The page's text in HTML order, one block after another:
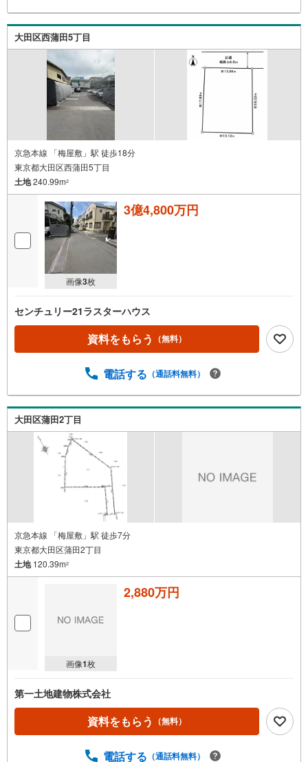
大田区西蒲田5丁目
京急本線 「梅屋敷」駅 徒歩18分
東京都大田区西蒲田5丁目
土地240.99m2
画像3枚
3億4,800万円
センチュリー21ラスターハウス
資料をもらう （無料）
電話する （通話料無料）
大田区蒲田2丁目
京急本線 「梅屋敷」駅 徒歩7分
東京都大田区蒲田2丁目
土地120.39m2
画像1枚
2,880万円
第一土地建物株式会社
資料をもらう （無料）
電話する （通話料無料）